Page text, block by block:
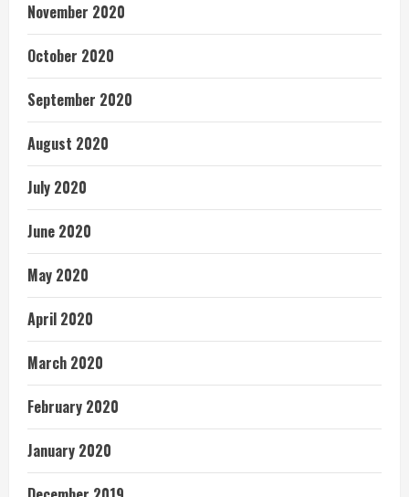
November 2020
October 2020
September 2020
August 2020
July 2020
June 2020
May 2020
April 2020
March 2020
February 2020
January 2020